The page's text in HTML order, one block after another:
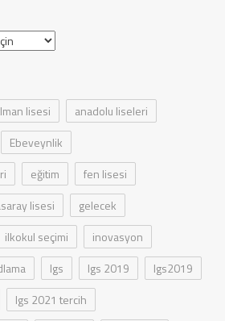
lisesi
anadolu liseleri
Ebeveynlik
eğitim
fen lisesi
lisesi
gelecek
ilkokul seçimi
inovasyon
lgs lgs 2019
lgs2019
lgs 2021 tercih